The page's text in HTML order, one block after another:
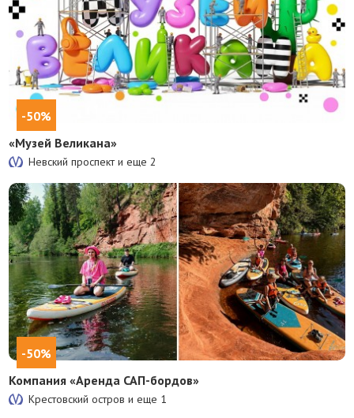
-50%
«Музей Великана»
Невский проспект и еще2
-50%
Компания «Аренда САП-бордов»
Крестовский остров и еще 1